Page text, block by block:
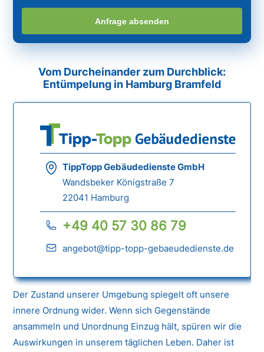
Anfrage absenden
Vom Durcheinander zum Durchblick:
Entümpelung in Hamburg Bramfeld
TippTopp Gebäudedienste GmbH
Wandsbeker Königstraße 7
22041 Hamburg
+49 40 57 30 86 79
angebot@tipp-topp-gebaeudedienste.de
Der Zustand unserer Umgebung spiegelt oft unsere
innere Ordnung wider. Wenn sich Gegenstände
ansammeln und Unordnung Einzug hält, spüren wir die
Auswirkungen in unserem täglichen Leben. Daher ist